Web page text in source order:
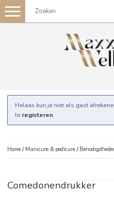
Toggle
navigation
Helaas kun je niet als gast
te registeren.
Home / Manicure & pedicure /
Comedonendrukker